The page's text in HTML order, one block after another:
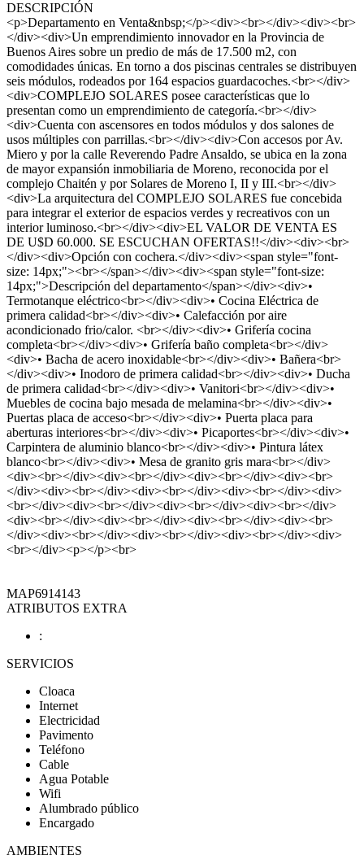
DESCRIPCIÓN
<p>Departamento en Venta&nbsp;</p><div><br></div><div><br>
</div><div>Un emprendimiento innovador en la Provincia de
Buenos Aires sobre un predio de más de 17.500 m2, con
comodidades únicas. En torno a dos piscinas centrales se distribuyen
seis módulos, rodeados por 164 espacios guardacoches.<br></div>
<div>COMPLEJO SOLARES posee características que lo
presentan como un emprendimiento de categoría.<br></div>
<div>Cuenta con ascensores en todos módulos y dos salones de
usos múltiples con parrillas.<br></div><div>Con accesos por Av.
Miero y por la calle Reverendo Padre Ansaldo, se ubica en la zona
de mayor expansión inmobiliaria de Moreno, reconocida por el
complejo Chaitén y por Solares de Moreno I, II y III.<br></div>
<div>La arquitectura del COMPLEJO SOLARES fue concebida
para integrar el exterior de espacios verdes y recreativos con un
interior luminoso.<br></div><div>EL VALOR DE VENTA ES
DE U$D 60.000. SE ESCUCHAN OFERTAS!!</div><div><br>
</div><div>Opción con cochera.</div><div><span style="font-
size: 14px;"><br></span></div><div><span style="font-size:
14px;">Descripción del departamento</span></div><div>•
Termotanque eléctrico<br></div><div>• Cocina Eléctrica de
primera calidad<br></div><div>• Calefacción por aire
acondicionado frio/calor. <br></div><div>• Grifería cocina
completa<br></div><div>• Grifería baño completa<br></div>
<div>• Bacha de acero inoxidable<br></div><div>• Bañera<br>
</div><div>• Inodoro de primera calidad<br></div><div>• Ducha
de primera calidad<br></div><div>• Vanitori<br></div><div>•
Muebles de cocina bajo mesada de melamina<br></div><div>•
Puertas placa de acceso<br></div><div>• Puerta placa para
aberturas interiores<br></div><div>• Picaportes<br></div><div>•
Carpintera de aluminio blanco<br></div><div>• Pintura látex
blanco<br></div><div>• Mesa de granito gris mara<br></div>
<div><br></div><div><br></div><div><br></div><div><br>
</div><div><br></div><div><br></div><div><br></div><div>
<br></div><div><br></div><div><br></div><div><br></div>
<div><br></div><div><br></div><div><br></div><div><br>
</div><div><br></div><div><br></div><div><br></div><div>
<br></div><p></p><br>
MAP6914143
ATRIBUTOS EXTRA
:
SERVICIOS
Cloaca
Internet
Electricidad
Pavimento
Teléfono
Cable
Agua Potable
Wifi
Alumbrado público
Encargado
AMBIENTES